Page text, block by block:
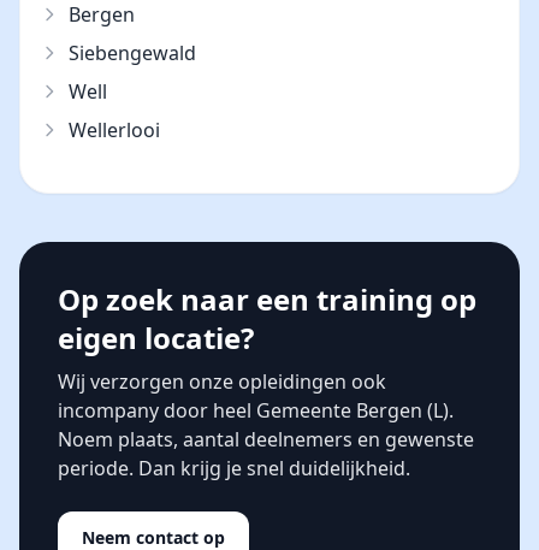
Bergen
Siebengewald
Well
Wellerlooi
Op zoek naar een training op
eigen locatie?
Wij verzorgen onze opleidingen ook
incompany door heel Gemeente Bergen (L).
Noem plaats, aantal deelnemers en gewenste
periode. Dan krijg je snel duidelijkheid.
Neem contact op